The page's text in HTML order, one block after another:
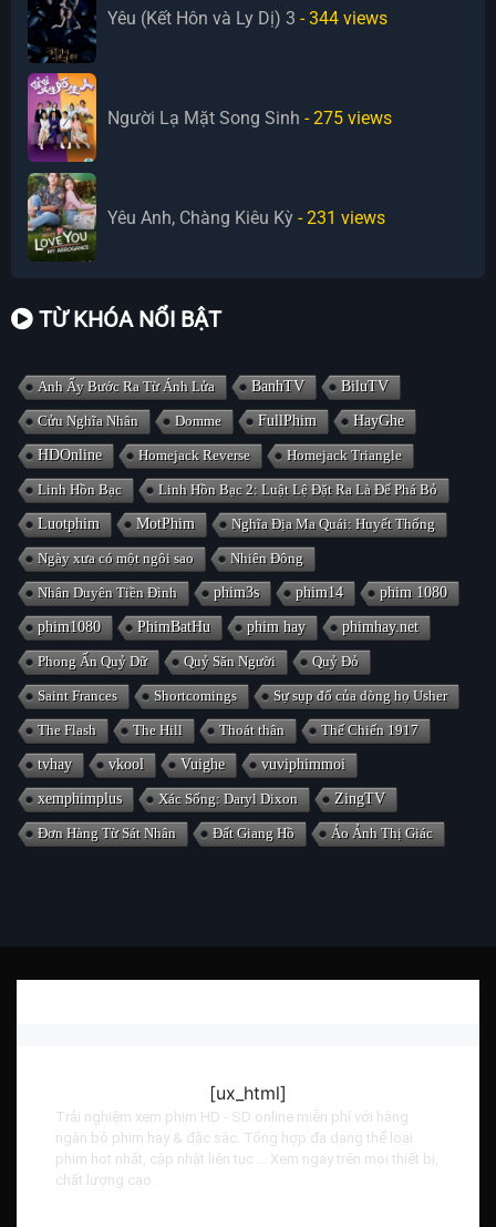
Yêu (Kết Hôn và Ly Dị) 3 - 344 views
Người Lạ Mặt Song Sinh - 275 views
Yêu Anh, Chàng Kiêu Kỳ - 231 views
TỪ KHÓA NỔI BẬT
Anh Ấy Bước Ra Từ Ánh Lửa BanhTV BiluTV
Cửu Nghĩa Nhân Domme FullPhim HayGhe
HDOnline Homejack Reverse Homejack Triangle
Linh Hồn Bạc Linh Hồn Bạc 2: Luật Lệ Đặt Ra Là Để Phá Bỏ
Luotphim MotPhim Nghĩa Địa Ma Quái: Huyết Thống
Ngày xưa có một ngôi sao Nhiên Đông
Nhân Duyên Tiền Đình phim3s phim14 phim 1080
phim1080 PhimBatHu phim hay phimhay.net
Phong Ấn Quỷ Dữ Quỷ Săn Người Quỷ Đỏ
Saint Frances Shortcomings Sự sụp đổ của dòng họ Usher
The Flash The Hill Thoát thân Thế Chiến 1917
tvhay vkool Vuighe vuviphimmoi
xemphimplus Xác Sống: Daryl Dixon ZingTV
Đơn Hàng Từ Sát Nhân Đất Giang Hồ Ảo Ảnh Thị Giác